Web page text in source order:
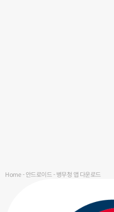
Home-안드로이드-병무청 앱 다운로드